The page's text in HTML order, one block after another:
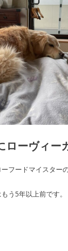
ローヴィー
フードマイスター
う5年以上前です。